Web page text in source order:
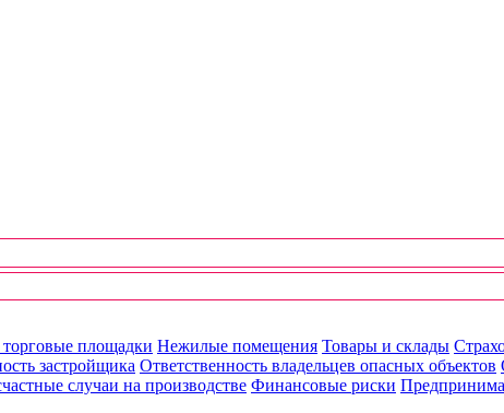
площадки Нежилые помещения Товары и склады
застройщика Ответственность владельцев опасных объектов
случаи на производстве Финансовые риски